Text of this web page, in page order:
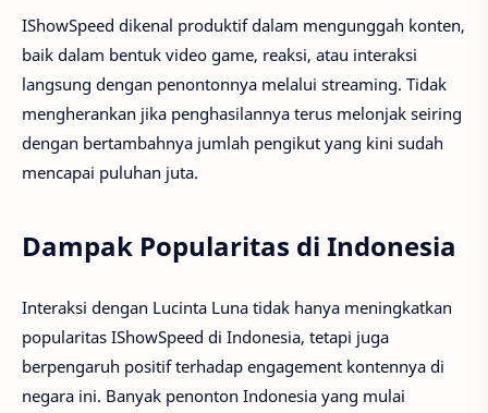
IShowSpeed dikenal produktif dalam mengunggah konten,
baik dalam bentuk video game, reaksi, atau interaksi
langsung dengan penontonnya melalui streaming. Tidak
mengherankan jika penghasilannya terus melonjak seiring
dengan bertambahnya jumlah pengikut yang kini sudah
mencapai puluhan juta.
Dampak Popularitas di Indonesia
Interaksi dengan Lucinta Luna tidak hanya meningkatkan
popularitas IShowSpeed di Indonesia, tetapi juga
berpengaruh positif terhadap engagement kontennya di
negara ini. Banyak penonton Indonesia yang mulai